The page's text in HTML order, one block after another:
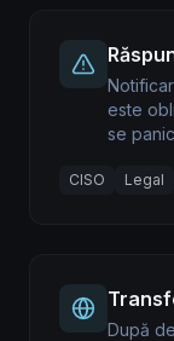
este
se
CISO Legal
După